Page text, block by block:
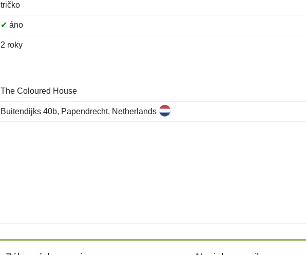
tričko
✔ áno
2 roky
The Coloured House
Buitendijks 40b, Papendrecht, Netherlands